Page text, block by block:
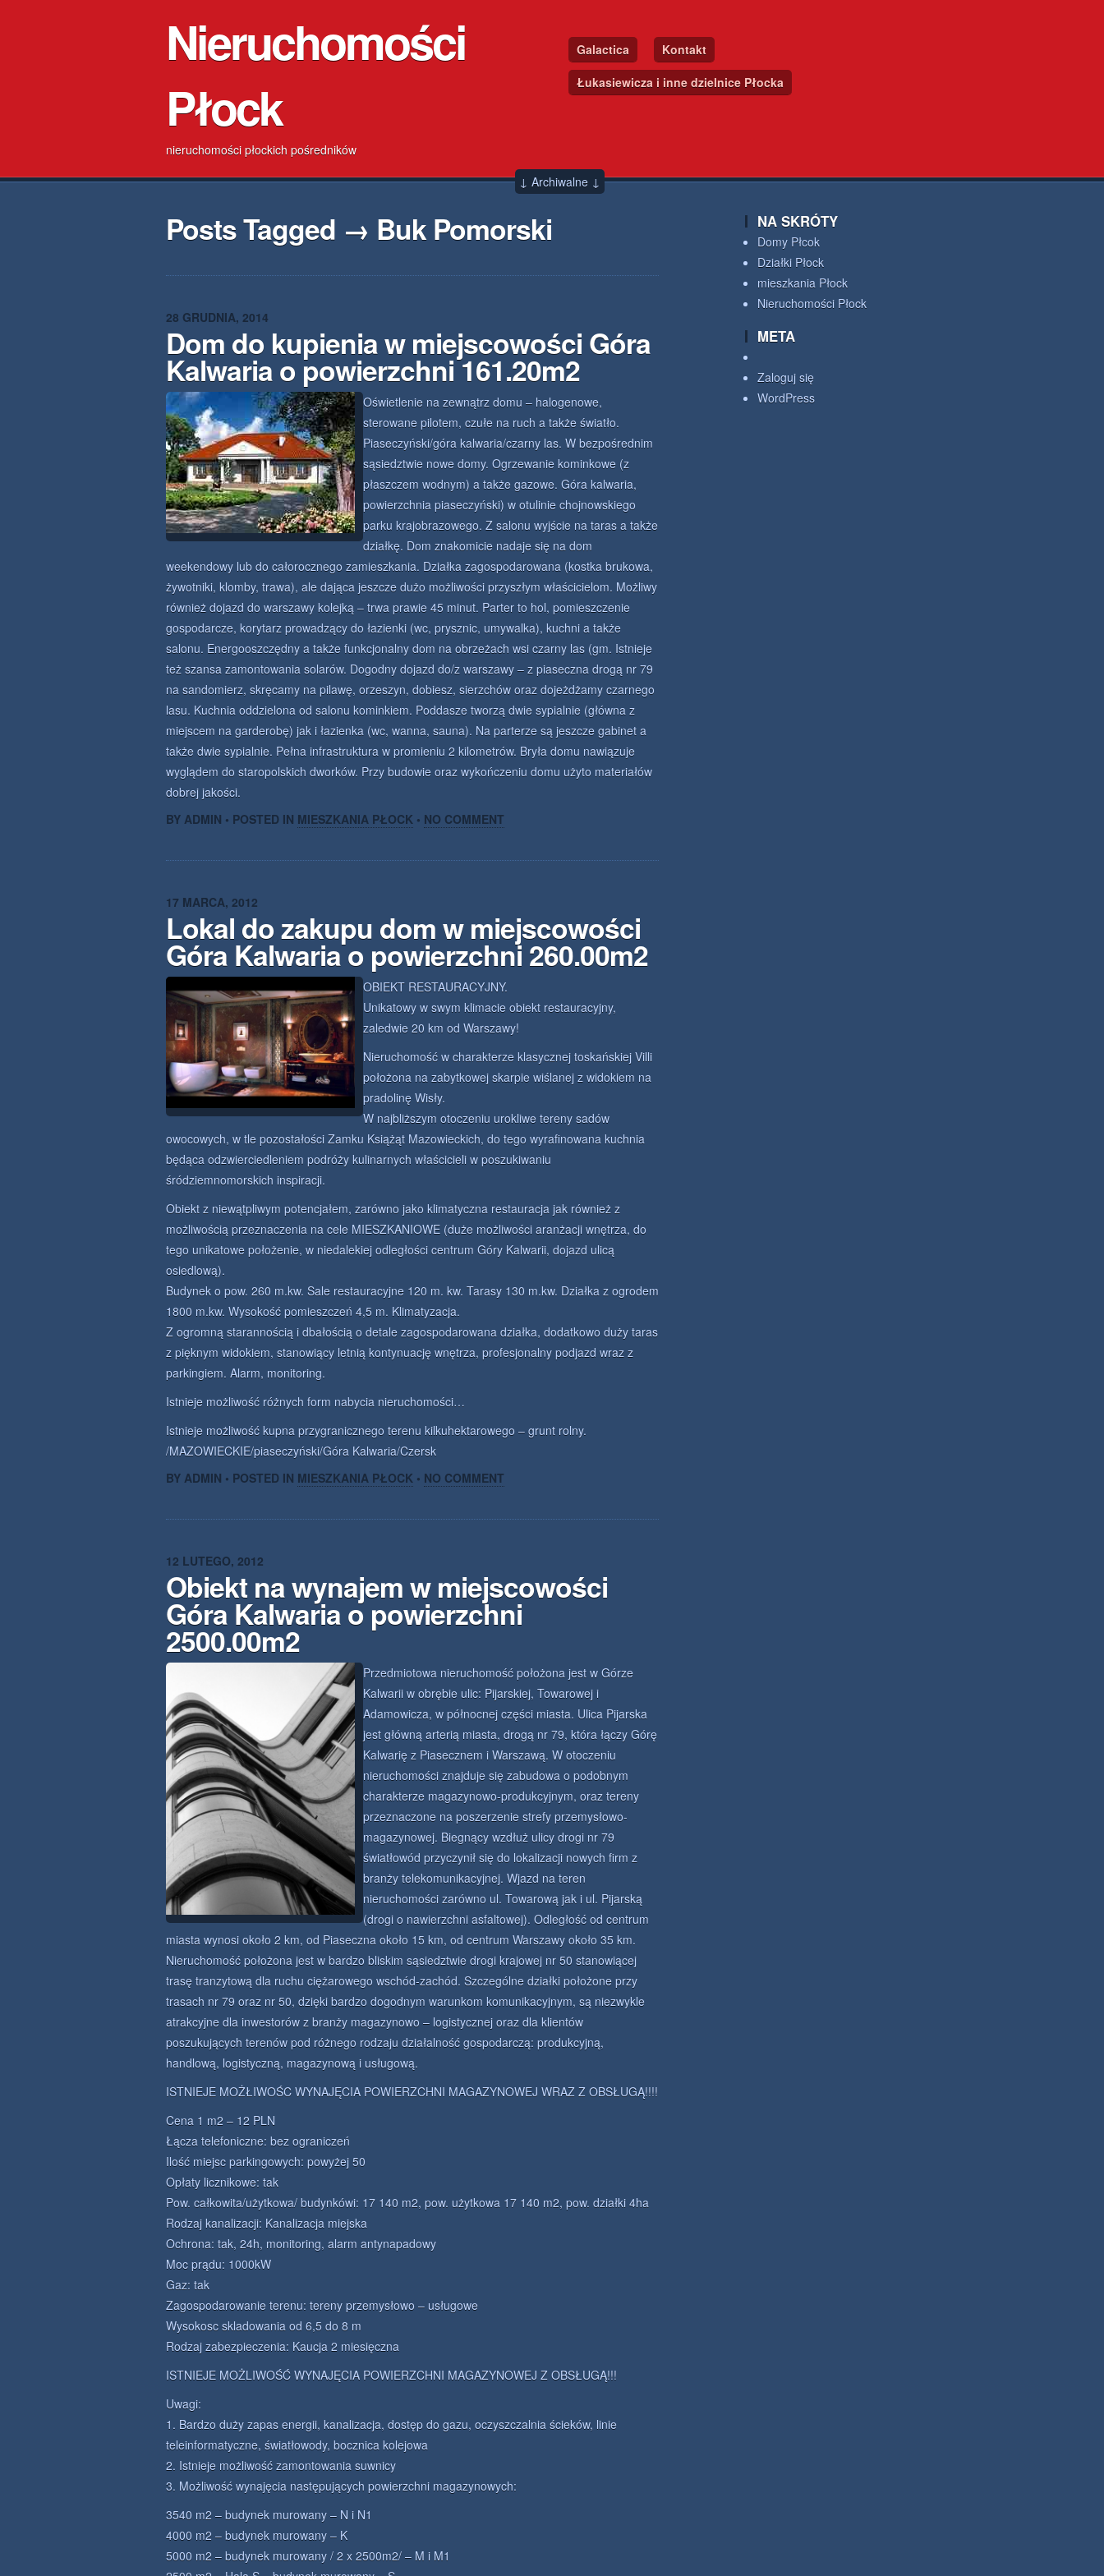
Nieruchomości
Płock
nieruchomości płockich pośredników
Galactica
Kontakt
Łukasiewicza i inne dzielnice Płocka
↓ Archiwalne ↓
Posts Tagged → Buk Pomorski
28 GRUDNIA, 2014
Dom do kupienia w miejscowości Góra
Kalwaria o powierzchni 161.20m2
Oświetlenie na zewnątrz domu – halogenowe,
sterowane pilotem, czułe na ruch a także światło.
Piaseczyński/góra kalwaria/czarny las. W bezpośrednim
sąsiedztwie nowe domy. Ogrzewanie kominkowe (z
płaszczem wodnym) a także gazowe. Góra kalwaria,
powierzchnia piaseczyński) w otulinie chojnowskiego
parku krajobrazowego. Z salonu wyjście na taras a także
działkę. Dom znakomicie nadaje się na dom
weekendowy lub do całorocznego zamieszkania. Działka zagospodarowana (kostka brukowa,
żywotniki, klomby, trawa), ale dająca jeszcze dużo możliwości przyszłym właścicielom. Możliwy
również dojazd do warszawy kolejką – trwa prawie 45 minut. Parter to hol, pomieszczenie
gospodarcze, korytarz prowadzący do łazienki (wc, prysznic, umywalka), kuchni a także
salonu. Energooszczędny a także funkcjonalny dom na obrzeżach wsi czarny las (gm. Istnieje
też szansa zamontowania solarów. Dogodny dojazd do/z warszawy – z piaseczna drogą nr 79
na sandomierz, skręcamy na pilawę, orzeszyn, dobiesz, sierzchów oraz dojeżdżamy czarnego
lasu. Kuchnia oddzielona od salonu kominkiem. Poddasze tworzą dwie sypialnie (główna z
miejscem na garderobę) jak i łazienka (wc, wanna, sauna). Na parterze są jeszcze gabinet a
także dwie sypialnie. Pełna infrastruktura w promieniu 2 kilometrów. Bryła domu nawiązuje
wyglądem do staropolskich dworków. Przy budowie oraz wykończeniu domu użyto materiałów
dobrej jakości.
BY ADMIN • POSTED IN MIESZKANIA PŁOCK • NO COMMENT
17 MARCA, 2012
Lokal do zakupu dom w miejscowości
Góra Kalwaria o powierzchni 260.00m2
OBIEKT RESTAURACYJNY.
Unikatowy w swym klimacie obiekt restauracyjny,
zaledwie 20 km od Warszawy!
Nieruchomość w charakterze klasycznej toskańskiej Villi
położona na zabytkowej skarpie wiślanej z widokiem na
pradolinę Wisły.
W najbliższym otoczeniu urokliwe tereny sadów
owocowych, w tle pozostałości Zamku Książąt Mazowieckich, do tego wyrafinowana kuchnia
będąca odzwierciedleniem podróży kulinarnych właścicieli w poszukiwaniu
śródziemnomorskich inspiracji.
Obiekt z niewątpliwym potencjałem, zarówno jako klimatyczna restauracja jak również z
możliwością przeznaczenia na cele MIESZKANIOWE (duże możliwości aranżacji wnętrza, do
tego unikatowe położenie, w niedalekiej odległości centrum Góry Kalwarii, dojazd ulicą
osiedlową).
Budynek o pow. 260 m.kw. Sale restauracyjne 120 m. kw. Tarasy 130 m.kw. Działka z ogrodem
1800 m.kw. Wysokość pomieszczeń 4,5 m. Klimatyzacja.
Z ogromną starannością i dbałością o detale zagospodarowana działka, dodatkowo duży taras
z pięknym widokiem, stanowiący letnią kontynuację wnętrza, profesjonalny podjazd wraz z
parkingiem. Alarm, monitoring.
Istnieje możliwość różnych form nabycia nieruchomości…
Istnieje możliwość kupna przygranicznego terenu kilkuhektarowego – grunt rolny.
/MAZOWIECKIE/piaseczyński/Góra Kalwaria/Czersk
BY ADMIN • POSTED IN MIESZKANIA PŁOCK • NO COMMENT
12 LUTEGO, 2012
Obiekt na wynajem w miejscowości
Góra Kalwaria o powierzchni
2500.00m2
Przedmiotowa nieruchomość położona jest w Górze
Kalwarii w obrębie ulic: Pijarskiej, Towarowej i
Adamowicza, w północnej części miasta. Ulica Pijarska
jest główną arterią miasta, drogą nr 79, która łączy Górę
Kalwarię z Piasecznem i Warszawą. W otoczeniu
nieruchomości znajduje się zabudowa o podobnym
charakterze magazynowo-produkcyjnym, oraz tereny
przeznaczone na poszerzenie strefy przemysłowo-
magazynowej. Biegnący wzdłuż ulicy drogi nr 79
światłowód przyczynił się do lokalizacji nowych firm z
branży telekomunikacyjnej. Wjazd na teren
nieruchomości zarówno ul. Towarową jak i ul. Pijarską
(drogi o nawierzchni asfaltowej). Odległość od centrum
miasta wynosi około 2 km, od Piaseczna około 15 km, od centrum Warszawy około 35 km.
Nieruchomość położona jest w bardzo bliskim sąsiedztwie drogi krajowej nr 50 stanowiącej
trasę tranzytową dla ruchu ciężarowego wschód-zachód. Szczególne działki położone przy
trasach nr 79 oraz nr 50, dzięki bardzo dogodnym warunkom komunikacyjnym, są niezwykle
atrakcyjne dla inwestorów z branży magazynowo – logistycznej oraz dla klientów
poszukujących terenów pod różnego rodzaju działalność gospodarczą: produkcyjną,
handlową, logistyczną, magazynową i usługową.
ISTNIEJE MOŻŁIWOŚC WYNAJĘCIA POWIERZCHNI MAGAZYNOWEJ WRAZ Z OBSŁUGĄ!!!!
Cena 1 m2 – 12 PLN
Łącza telefoniczne: bez ograniczeń
Ilość miejsc parkingowych: powyżej 50
Opłaty licznikowe: tak
Pow. całkowita/użytkowa/ budynkówi: 17 140 m2, pow. użytkowa 17 140 m2, pow. działki 4ha
Rodzaj kanalizacji: Kanalizacja miejska
Ochrona: tak, 24h, monitoring, alarm antynapadowy
Moc prądu: 1000kW
Gaz: tak
Zagospodarowanie terenu: tereny przemysłowo – usługowe
Wysokosc skladowania od 6,5 do 8 m
Rodzaj zabezpieczenia: Kaucja 2 miesięczna
ISTNIEJE MOŻLIWOŚĆ WYNAJĘCIA POWIERZCHNI MAGAZYNOWEJ Z OBSŁUGĄ!!!
Uwagi:
1. Bardzo duży zapas energii, kanalizacja, dostęp do gazu, oczyszczalnia ścieków, linie
teleinformatyczne, światłowody, bocznica kolejowa
2. Istnieje możliwość zamontowania suwnicy
3. Możliwość wynajęcia następujących powierzchni magazynowych:
3540 m2 – budynek murowany – N i N1
4000 m2 – budynek murowany – K
5000 m2 – budynek murowany / 2 x 2500m2/ – M i M1
NA SKRÓTY
Domy Płcok
Działki Płock
mieszkania Płock
Nieruchomości Płock
META
Zaloguj się
WordPress